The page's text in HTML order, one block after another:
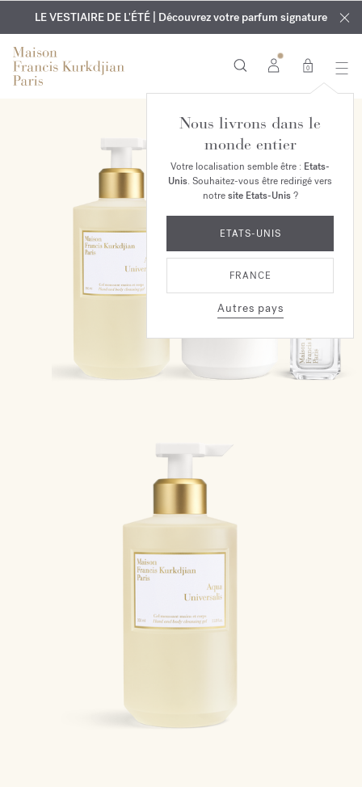
EXCLUSIF | Découvrez le nouveau parfum OUD
velvet mood
dans votre commande*
GRAVURE OFFERTE | Sur tous les parfums et huiles pour le
corps jusqu'au 9 août
LE VESTIAIRE DE L'ÉTÉ | Découvrez votre parfum signature
0
Nous livrons dans le
monde entier
Votre localisation semble être : Etats-
Unis. Souhaitez-vous être redirigé vers
notresite Etats-Unis?
ETATS-UNIS
FRANCE
Autres pays
EXCLUSIVITÉ EN LIGNE